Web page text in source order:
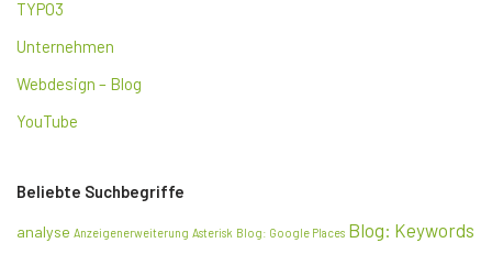
TYPO3
Unternehmen
Webdesign – Blog
YouTube
Beliebte Suchbegriffe
analyse Anzeigenerweiterung Asterisk Blog: Google Places Blog: Keywords